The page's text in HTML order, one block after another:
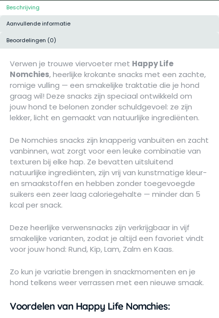
Beschrijving
Aanvullende informatie
Beoordelingen (0)
Verwen je trouwe viervoeter met Happy Life
Nomchies, heerlijke krokante snacks met een zachte,
romige vulling — een smakelijke traktatie die je hond
graag wil! Deze snacks zijn speciaal ontwikkeld om
jouw hond te belonen zonder schuldgevoel: ze zijn
lekker, licht en gemaakt van natuurlijke ingrediënten.
De Nomchies snacks zijn knapperig vanbuiten en zacht
vanbinnen, wat zorgt voor een leuke combinatie van
texturen bij elke hap. Ze bevatten uitsluitend
natuurlijke ingrediënten, zijn vrij van kunstmatige kleur-
en smaakstoffen en hebben zonder toegevoegde
suikers een zeer laag caloriegehalte — minder dan 5
kcal per snack.
Deze heerlijke verwensnacks zijn verkrijgbaar in vijf
smakelijke varianten, zodat je altijd een favoriet vindt
voor jouw hond: Rund, Kip, Lam, Zalm en Kaas.
Zo kun je variatie brengen in snackmomenten en je
hond telkens weer verrassen met een nieuwe smaak.
Voordelen van Happy Life Nomchies: